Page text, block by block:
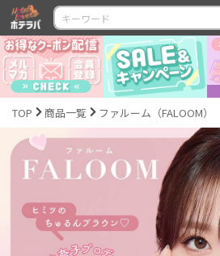
TOP 商品一覧 ファルーム（FALOOM）